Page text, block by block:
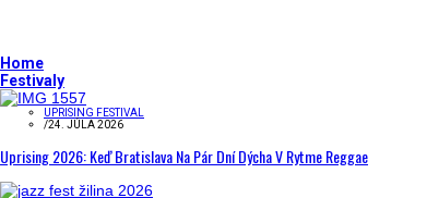
Home
Festivaly
UPRISING FESTIVAL
/24. JÚLA 2026
Uprising 2026: Keď Bratislava Na Pár Dní Dýcha V Rytme Reggae